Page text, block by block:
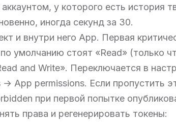
у которого есть история
иногда секунд за 30.
и внутри него App. Первая
умолчанию стоят «Read» (только
and Write». Переключается в
App permissions. Если пропустить
при первой попытке
права и регенерировать токены: